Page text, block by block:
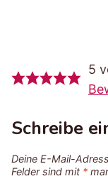
5
Schreibe
Deine E-Mail-
Felder sind mit *